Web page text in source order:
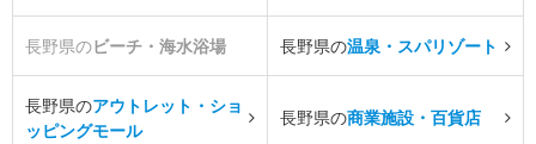
長野県のビーチ・海水浴場 長野県の温泉・スパリゾート
長野県のアウトレット・ショ
ッピングモール
長野県の商業施設・百貨店